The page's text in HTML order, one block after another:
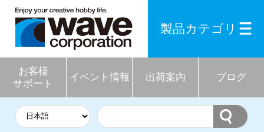
お客様
サポート
イベント情報 出荷案内 ブログ
製品カテゴリ